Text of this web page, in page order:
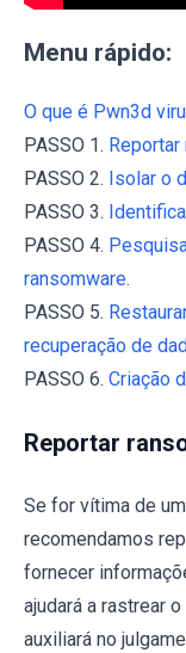
Menu rápido:
O que é Pwn3d
PASSO 1.
PASSO 2. Isolar o
PASSO 3.
PASSO 4.
ransomware.
PASSO 5.
recuperação de
PASSO 6. Criação
Reportar
Se for vítima de
recomendamos
fornecer
ajudará a rastrear
auxiliará no